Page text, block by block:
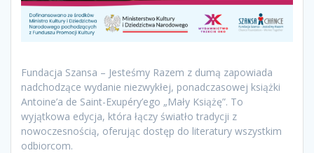
Fundacja Szansa – Jesteśmy Razem z dumą zapowiada
nadchodzące wydanie niezwykłej, ponadczasowej książki
Antoine’a de Saint-Exupéry’ego „Mały Książę”. To
wyjątkowa edycja, która łączy światło tradycji z
nowoczesnością, oferując dostęp do literatury wszystkim
odbiorcom.